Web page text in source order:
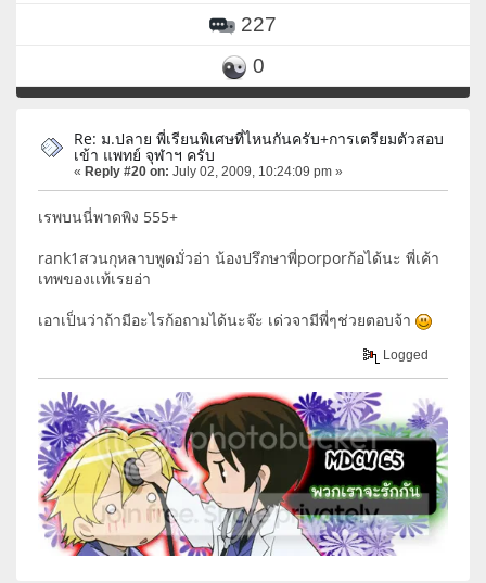
227
0
Re: ม.ปลาย พี่เรียนพิเศษที่ไหนกันครับ+การเตรียมตัวสอบ
เข้า แพทย์ จุฬาฯ ครับ
« Reply #20 on: July 02, 2009, 10:24:09 pm »
เรพบนนี่พาดพิง 555+
rank1สวนกุหลาบพูดมั่วอ่า น้องปรึกษาพี่porporก้อได้นะ พี่เค้า
เทพของเเท้เรยอ่า
เอาเป็นว่าถ้ามีอะไรก้อถามได้นะจ๊ะ เด่วจามีพี่ๆช่วยตอบจ้า
Logged